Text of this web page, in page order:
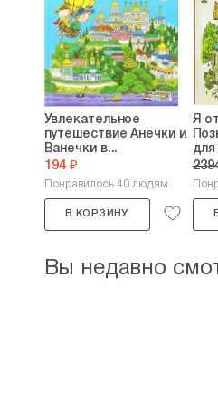
Увлекательное
путешествие Анечки и
Ванечки в...
194 ₽
Понравилось 40 людям
В КОРЗИНУ
Я
для
Вы недавно